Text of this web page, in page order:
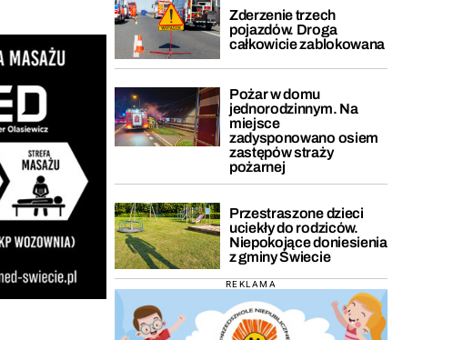
Zderzenie trzech
pojazdów. Droga
całkowicie zablokowana
Pożar w domu
jednorodzinnym. Na
miejsce
zadysponowano osiem
zastępów straży
pożarnej
Przestraszone dzieci
uciekły do rodziców.
Niepokojące doniesienia
z gminy Świecie
REKLAMA